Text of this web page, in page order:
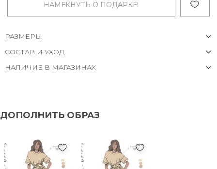
НАМЕКНУТЬ О ПОДАРКЕ!
РАЗМЕРЫ
СОСТАВ И УХОД
НАЛИЧИЕ В МАГАЗИНАХ
ДОПОЛНИТЬ ОБРАЗ